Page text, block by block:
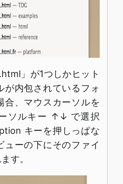
」が1つしかヒット
が内包されているフォ
合、マウスカーソルを
ソルキー ↑↓ で選択
キーを押しっぱな
ューの下にそのファイ
す。